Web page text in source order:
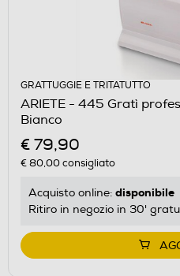
GRATTUGGIE E TRITATUTTO
ARIETE - 445 Gratì
Bianco
€ 79,90
€ 80,00consigliato
Acquisto online: disponibile
Ritiro in negozio in 30'